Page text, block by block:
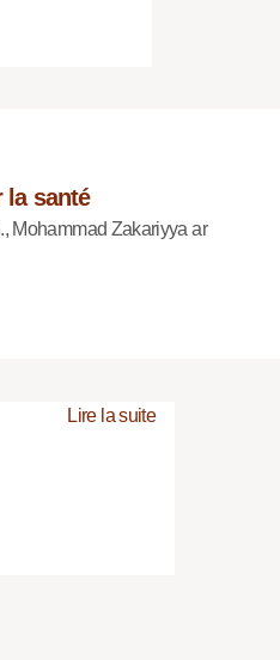
la santé
Mohammad Zakariyya ar
Lire la suite